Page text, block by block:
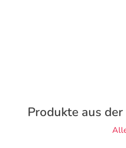
Produkte aus